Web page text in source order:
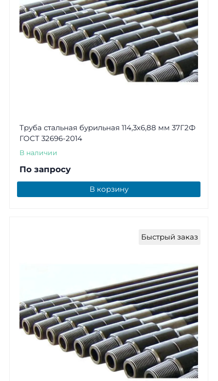
Труба стальная бурильная 114,3х6,88 мм 37Г2Ф
ГОСТ 32696-2014
В наличии
По запросу
В корзину
Быстрый заказ